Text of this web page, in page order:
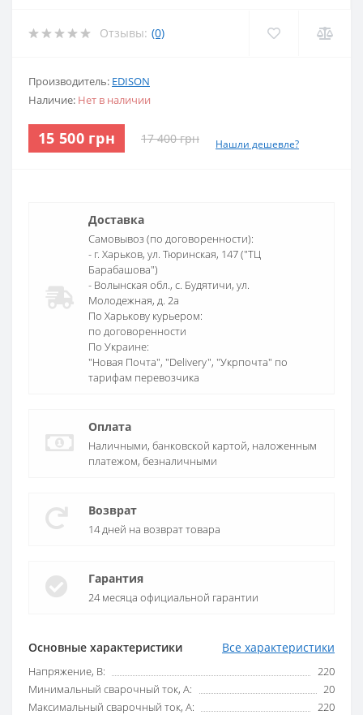
Отзывы: (0)
Производитель: EDISON
Наличие: Нет в наличии
15 500 грн 17 400 грн Нашли дешевле?
Основные характеристики Все характеристики
Напряжение, В:
220
Минимальный сварочный ток, А:
20
Максимальный сварочный ток, А:
220
Доставка
Самовывоз (по договоренности):
- г. Харьков, ул. Тюринская, 147 ("ТЦ
Барабашова")
- Волынская обл., c. Будятичи, ул.
Молодежная, д. 2а
По Харькову курьером:
по договоренности
По Украине:
"Новая Почта", "Delivery", "Укрпочта" по
тарифам перевозчика
Оплата
Наличными, банковской картой, наложенным
платежом, безналичными
Возврат
14 дней на возврат товара
Гарантия
24 месяца официальной гарантии